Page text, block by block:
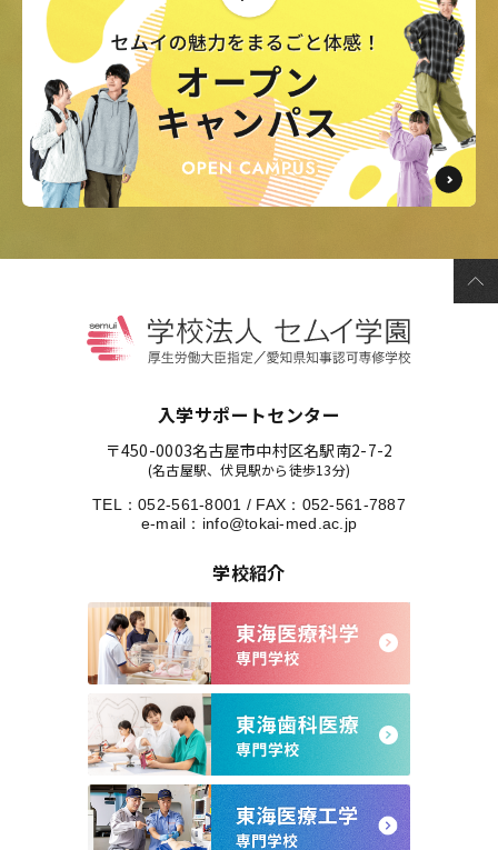
入学サポートセンター
〒450-0003名古屋市中村区名駅南2-7-2
(名古屋駅、伏見駅から徒歩13分)
TEL：052-561-8001 / FAX：052-561-7887
e-mail： info@tokai-med.ac.jp
学校紹介